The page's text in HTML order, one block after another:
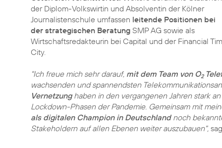
der Diplom-Volkswirtin und Absolventin der Kölner
Journalistenschule umfassen leitende Positionen bei
der strategischen Beratung SMP AG sowie als
Wirtschaftsredakteurin bei Capital und der Financial
City.
"Ich freue mich sehr darauf, mit dem Team von O2
wachsenden und spannendsten
Vernetzunghaben in den vergangenen Jahren stark
Lockdown-Phasen der Pandemie. Gemeinsam mit
als digitalen Champion in Deutschlandnoch
Stakeholdern auf allen Ebenen weiter auszubauen",